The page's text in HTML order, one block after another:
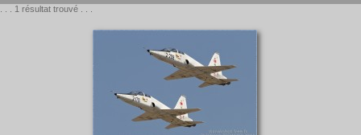
. . . 1 résultat trouvé . . .